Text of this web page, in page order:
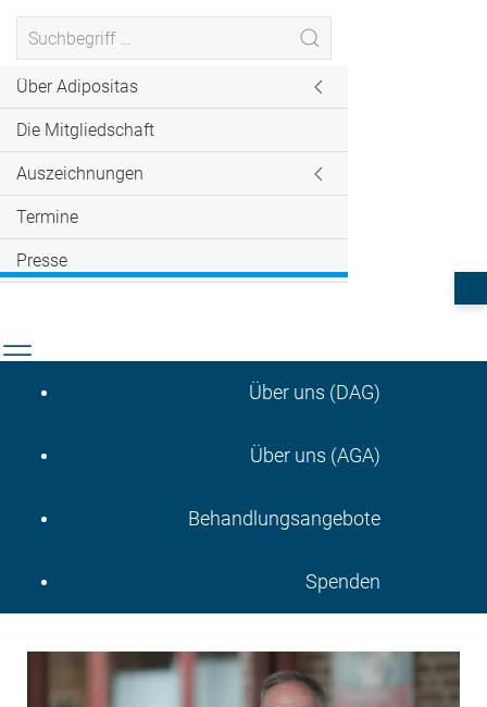
Über Adipositas
Die Mitgliedschaft
Auszeichnungen
Termine
Presse
Über uns (DAG)
Über uns (AGA)
Behandlungsangebote
Spenden